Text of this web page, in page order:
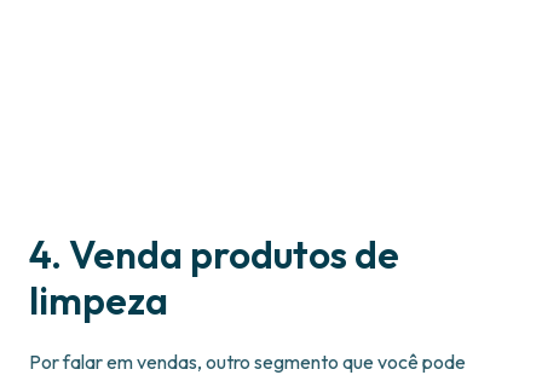
4. Venda produtos de
limpeza
Por falar em vendas, outro segmento que você pode